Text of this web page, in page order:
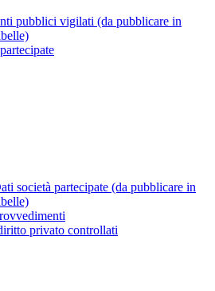
pubblici vigilati (da pubblicare in
società partecipate (da pubblicare in
privato controllati